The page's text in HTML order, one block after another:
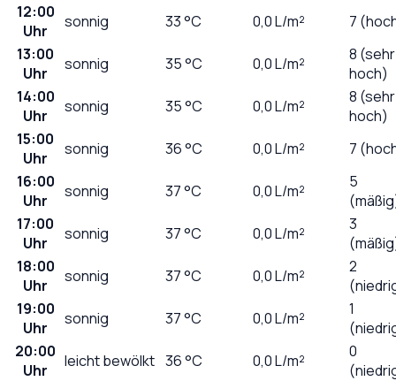
12:00
Uhr
sonnig 33°C 0,0L/m²
7
13:00
Uhr
sonnig 35°C 0,0L/m²
8 (sehr
hoch)
14:00
Uhr
sonnig 35°C 0,0L/m²
8 (sehr
hoch)
15:00
Uhr
sonnig 36°C 0,0L/m²
7
16:00
Uhr
sonnig 37°C 0,0L/m²
5
17:00
Uhr
sonnig 37°C 0,0L/m²
3
18:00
Uhr
sonnig 37°C 0,0L/m²
2
19:00
Uhr
sonnig 37°C 0,0L/m²
1
20:00
Uhr
leicht bewölkt 36°C 0,0L/m²
0